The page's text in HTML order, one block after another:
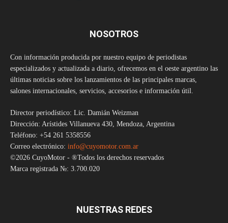
NOSOTROS
Con información producida por nuestro equipo de periodistas
especializados y actualizada a diario, ofrecemos en el oeste argentino las
últimas noticias sobre los lanzamientos de las principales marcas,
salones internacionales, servicios, accesorios e información útil.
Director periodístico: Lic. Damián Weizman
Dirección: Arístides Villanueva 430, Mendoza, Argentina
Teléfono: +54 261 5358556
Correo electrónico: info@cuyomotor.com.ar
©2026 CuyoMotor - ®Todos los derechos reservados
Marca registrada №: 3.700.020
NUESTRAS REDES